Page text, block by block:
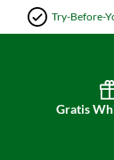
Try-Before-
Gratis